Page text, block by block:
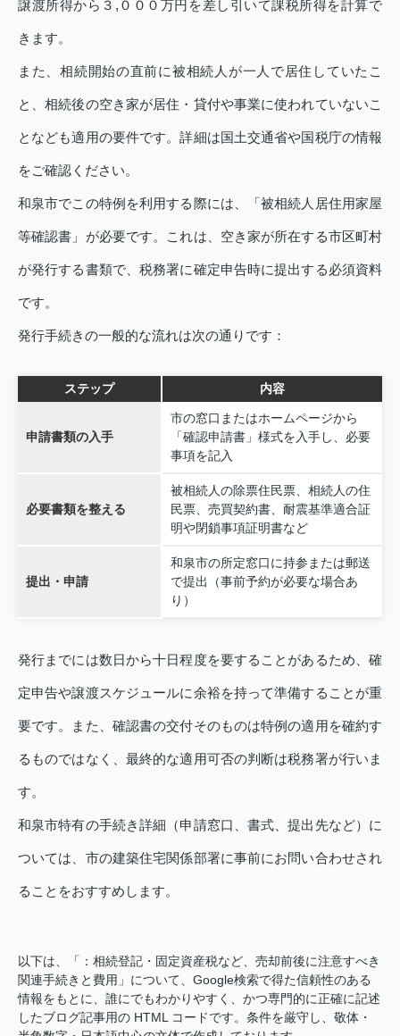
譲渡所得から３,０００万円を差し引いて課税所得を計算で
きます。
また、相続開始の直前に被相続人が一人で居住していたこ
と、相続後の空き家が居住・貸付や事業に使われていないこ
となども適用の要件です。詳細は国土交通省や国税庁の情報
をご確認ください。
和泉市でこの特例を利用する際には、「被相続人居住用家屋
等確認書」が必要です。これは、空き家が所在する市区町村
が発行する書類で、税務署に確定申告時に提出する必須資料
です。
発行手続きの一般的な流れは次の通りです：
ステップ 内容
申請書類の入手
市の窓口またはホームページから
「確認申請書」様式を入手し、必要
事項を記入
必要書類を整える
被相続人の除票住民票、相続人の住
民票、売買契約書、耐震基準適合証
明や閉鎖事項証明書など
提出・申請
和泉市の所定窓口に持参または郵送
で提出（事前予約が必要な場合あ
り）
発行までには数日から十日程度を要することがあるため、確
定申告や譲渡スケジュールに余裕を持って準備することが重
要です。また、確認書の交付そのものは特例の適用を確約す
るものではなく、最終的な適用可否の判断は税務署が行いま
す。
和泉市特有の手続き詳細（申請窓口、書式、提出先など）に
ついては、市の建築住宅関係部署に事前にお問い合わせされ
ることをおすすめします。
以下は、「：相続登記・固定資産税など、売却前後に注意すべき
関連手続きと費用」について、Google検索で得た信頼性のある
情報をもとに、誰にでもわかりやすく、かつ専門的に正確に記述
したブログ記事用の HTML コードです。条件を厳守し、敬体・